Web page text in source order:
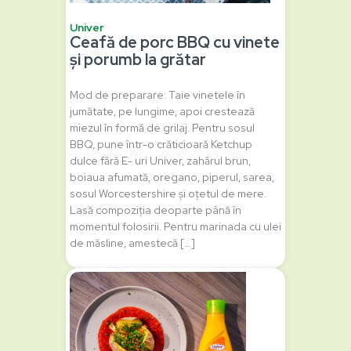
Univer
Ceafă de porc BBQ cu vinete
și porumb la grătar
Mod de preparare: Taie vinetele în
jumătate, pe lungime, apoi crestează
miezul în formă de grilaj. Pentru sosul
BBQ, pune într-o crăticioară Ketchup
dulce fără E- uri Univer, zahărul brun,
boiaua afumată, oregano, piperul, sarea,
sosul Worcestershire și oțetul de mere.
Lasă compoziția deoparte până în
momentul folosirii. Pentru marinada cu ulei
de măsline, amestecă […]